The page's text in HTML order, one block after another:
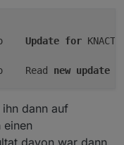
Update for
	info	Read
new update
dann auf
davon war dann